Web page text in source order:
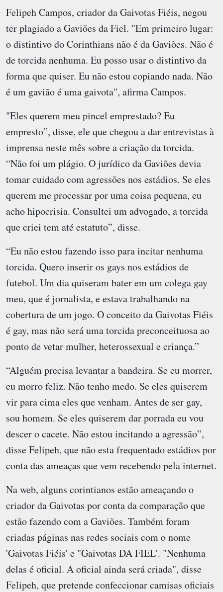
Felipeh Campos, criador da Gaivotas Fiéis, negou
ter plagiado a Gaviões da Fiel. "Em primeiro lugar:
o distintivo do Corinthians não é da Gaviões. Não é
de torcida nenhuma. Eu posso usar o distintivo da
forma que quiser. Eu não estou copiando nada. Não
é um gavião é uma gaivota", afirma Campos.
"Eles querem meu pincel emprestado? Eu
empresto”, disse, ele que chegou a dar entrevistas à
imprensa neste mês sobre a criação da torcida.
“Não foi um plágio. O jurídico da Gaviões devia
tomar cuidado com agressões nos estádios. Se eles
querem me processar por uma coisa pequena, eu
acho hipocrisia. Consultei um advogado, a torcida
que criei tem até estatuto”, disse.
“Eu não estou fazendo isso para incitar nenhuma
torcida. Quero inserir os gays nos estádios de
futebol. Um dia quiseram bater em um colega gay
meu, que é jornalista, e estava trabalhando na
cobertura de um jogo. O conceito da Gaivotas Fiéis
é gay, mas não será uma torcida preconceituosa ao
ponto de vetar mulher, heterossexual e criança.”
“Alguém precisa levantar a bandeira. Se eu morrer,
eu morro feliz. Não tenho medo. Se eles quiserem
vir para cima eles que venham. Antes de ser gay,
sou homem. Se eles quiserem dar porrada eu vou
descer o cacete. Não estou incitando a agressão”,
disse Felipeh, que não esta frequentado estádios por
conta das ameaças que vem recebendo pela internet.
Na web, alguns corintianos estão ameaçando o
criador da Gaivotas por conta da comparação que
estão fazendo com a Gaviões. Também foram
criadas páginas nas redes sociais com o nome
'Gaivotas Fiéis' e "Gaivotas DA FIEL'. "Nenhuma
delas é oficial. A oficial ainda será criada", disse
Felipeh, que pretende confeccionar camisas oficiais